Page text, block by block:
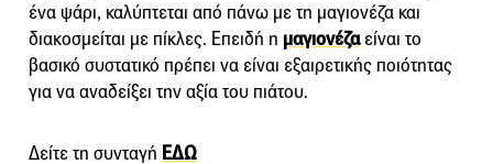
ένα ψάρι, καλύπτεται από πάνω με τη μαγιονέζα και
διακοσμείται με πίκλες. Επειδή η μαγιονέζα είναι το
βασικό συστατικό πρέπει να είναι εξαιρετικής ποιότητας
για να αναδείξει την αξία του πιάτου.
Δείτε τη συνταγή ΕΔΩ